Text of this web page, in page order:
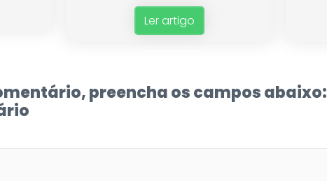
Ler artigo
preencha os campos abaixo: